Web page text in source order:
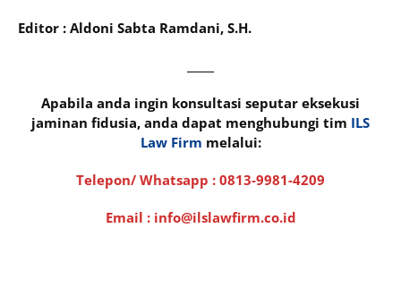
Editor : Aldoni Sabta Ramdani, S.H.
Apabila anda ingin konsultasi seputar eksekusi
jaminan fidusia, anda dapat menghubungi tim ILS
Law Firm melalui:
Telepon/ Whatsapp : 0813-9981-4209
Email : info@ilslawfirm.co.id